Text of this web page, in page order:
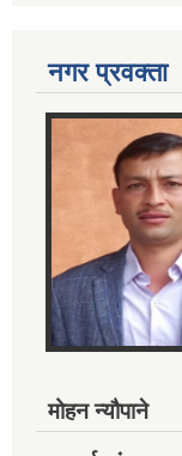
नगर प्रवक्ता
मोहन न्यौपाने